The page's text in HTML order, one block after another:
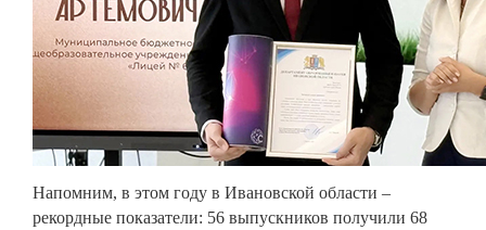
Напомним, в этом году в Ивановской области –
рекордные показатели: 56 выпускников получили 68